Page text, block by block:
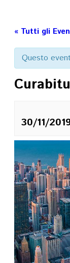
« Tutti gli
Questo
30/11/